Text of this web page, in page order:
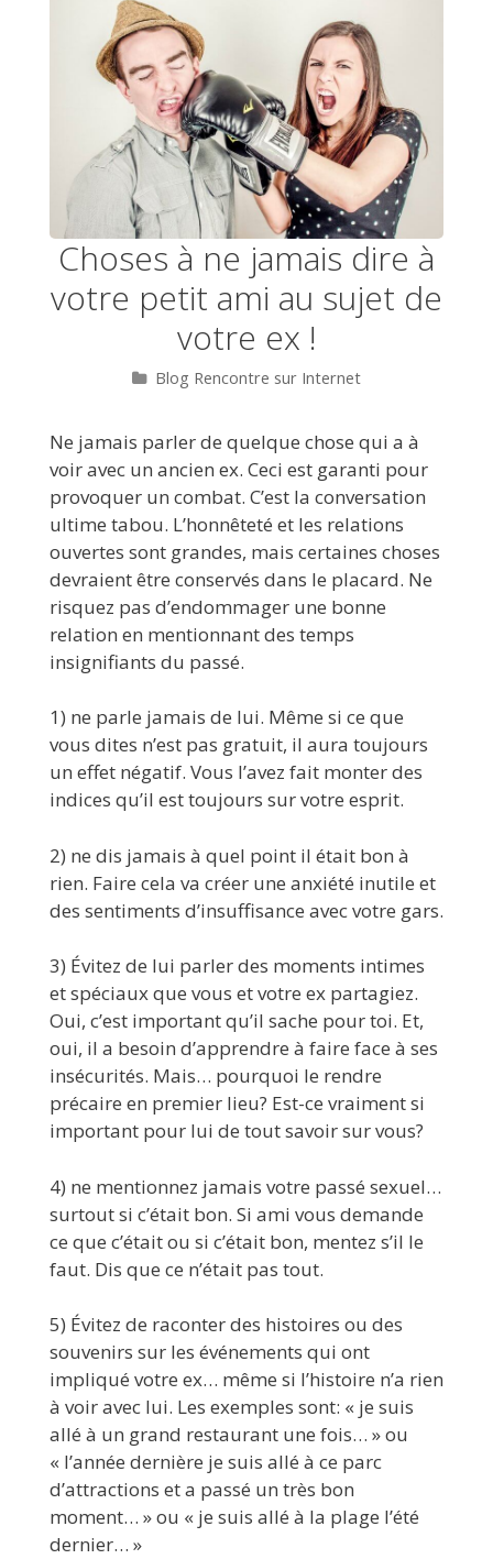
Choses à ne jamais dire à
votre petit ami au sujet de
votre ex !
Catégories
Blog Rencontre sur Internet
Ne jamais parler de quelque chose qui a à
voir avec un ancien ex. Ceci est garanti pour
provoquer un combat. C’est la conversation
ultime tabou. L’honnêteté et les relations
ouvertes sont grandes, mais certaines choses
devraient être conservés dans le placard. Ne
risquez pas d’endommager une bonne
relation en mentionnant des temps
insignifiants du passé.
1) ne parle jamais de lui. Même si ce que
vous dites n’est pas gratuit, il aura toujours
un effet négatif. Vous l’avez fait monter des
indices qu’il est toujours sur votre esprit.
2) ne dis jamais à quel point il était bon à
rien. Faire cela va créer une anxiété inutile et
des sentiments d’insuffisance avec votre gars.
3) Évitez de lui parler des moments intimes
et spéciaux que vous et votre ex partagiez.
Oui, c’est important qu’il sache pour toi. Et,
oui, il a besoin d’apprendre à faire face à ses
insécurités. Mais… pourquoi le rendre
précaire en premier lieu? Est-ce vraiment si
important pour lui de tout savoir sur vous?
4) ne mentionnez jamais votre passé sexuel…
surtout si c’était bon. Si ami vous demande
ce que c’était ou si c’était bon, mentez s’il le
faut. Dis que ce n’était pas tout.
5) Évitez de raconter des histoires ou des
souvenirs sur les événements qui ont
impliqué votre ex… même si l’histoire n’a rien
à voir avec lui. Les exemples sont: « je suis
allé à un grand restaurant une fois… » ou
« l’année dernière je suis allé à ce parc
d’attractions et a passé un très bon
moment… » ou « je suis allé à la plage l’été
dernier… »